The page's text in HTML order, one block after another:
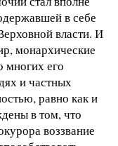
в себе
власти. И
монархические
многих его
и частных
равно как и
в том, что
воззвание